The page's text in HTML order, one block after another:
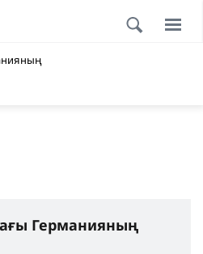
Германияның